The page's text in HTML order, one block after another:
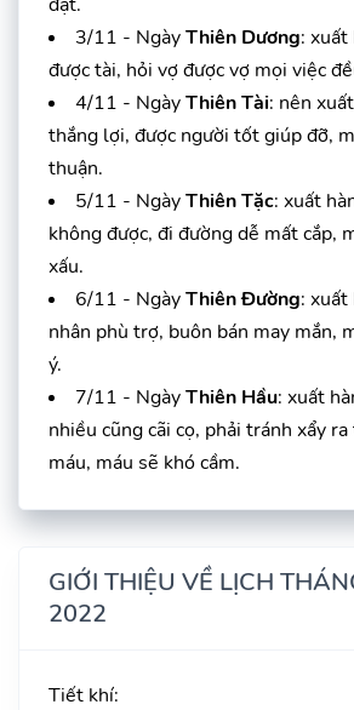
3/11 - NgàyThiên Dương: xuất
được tài, hỏi vợ được vợ mọi việc
4/11 - NgàyThiên Tài: nên
thắng lợi, được người tốt giúp đỡ,
thuận.
5/11 - NgàyThiên Tặc: xuất
không được, đi đường dễ mất cắp,
xấu.
6/11 - NgàyThiên Đường:
nhân phù trợ, buôn bán may mắn,
ý.
7/11 - NgàyThiên Hầu: xuất
nhiều cũng cãi cọ, phải tránh xẩy
máu, máu sẽ khó cầm.
GIỚI THIỆU VỀ LỊCH
2022
Tiết khí: